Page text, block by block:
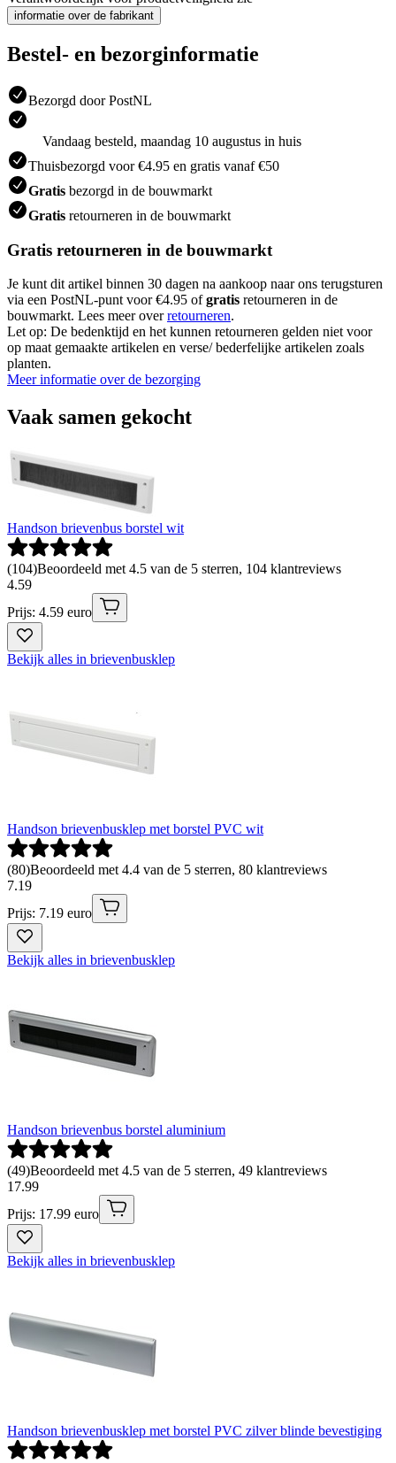
informatie over de fabrikant
Bestel- en bezorginformatie
Bezorgd door PostNL
Vandaag besteld, maandag 10 augustus in huis
Thuisbezorgd voor €4.95 en gratis vanaf €50
Gratis bezorgd in de bouwmarkt
Gratis retourneren in de bouwmarkt
Gratis retourneren in de bouwmarkt
Je kunt dit artikel binnen 30 dagen na aankoop naar ons terugsturen
via een PostNL-punt voor €4.95 ofgratis retourneren in de
bouwmarkt. Lees meer overretourneren.
Let op: De bedenktijd en het kunnen retourneren gelden niet voor
op maat gemaakte artikelen en verse/ bederfelijke artikelen zoals
planten.
Meer informatie over de bezorging
Vaak samen gekocht
Handson brievenbus borstel wit
(104)Beoordeeld met 4.5 van de 5 sterren, 104 klantreviews
4.59
Prijs: 4.59 euro
Bekijk alles in brievenbusklep
Handson brievenbusklep met borstel PVC wit
(80)Beoordeeld met 4.4 van de 5 sterren, 80 klantreviews
7.19
Prijs: 7.19 euro
Bekijk alles in brievenbusklep
Handson brievenbus borstel aluminium
(49)Beoordeeld met 4.5 van de 5 sterren, 49 klantreviews
17.99
Prijs: 17.99 euro
Bekijk alles in brievenbusklep
Handson brievenbusklep met borstel PVC zilver blinde bevestiging